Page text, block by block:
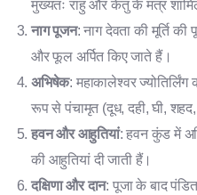
मुख्यतः राहु और केतु के मंत्र
नाग पूजन: नाग देवता की मूर्ति
और फूल अर्पित किए जाते हैं।
अभिषेक: महाकालेश्वर
रूप से पंचामृत (दूध, दही, घी,
हवन और आहुतियां: हवन कुंड में
की आहुतियां दी जाती हैं।
दक्षिणा और दान: पूजा के बाद पंडित